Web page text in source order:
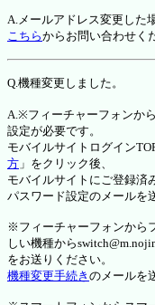
A.メールアドレス変更した
こちらからお問い合わせく
Q.機種変更しました。
A.※フィーチャーフォンか
設定が必要です。
モバイルサイトログイン
方 」をクリック後、
モバイルサイトにご登録済
パスワード設定のメールを
※フィーチャーフォンから
しい機種から
をお送りください。
機種変更手続き のメールを